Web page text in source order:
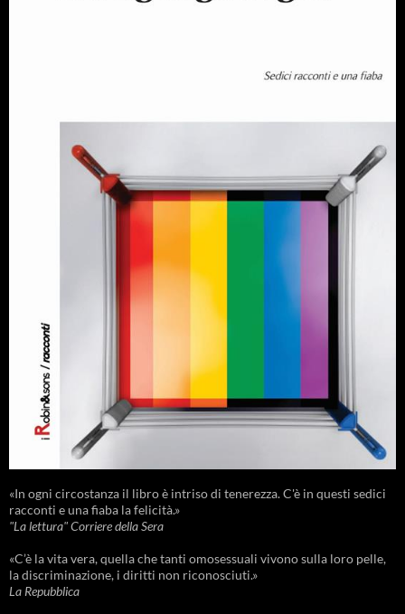
«In ogni circostanza il libro è intriso di tenerezza. C'è in questi sedici
racconti e una fiaba la felicità.»
"La lettura" Corriere della Sera
«C’è la vita vera, quella che tanti omosessuali vivono sulla loro pelle,
la discriminazione, i diritti non riconosciuti.»
La Repubblica